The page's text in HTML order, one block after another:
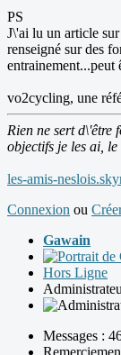
PS
J\'ai lu un article
renseigné sur des
entrainement...peut
vo2cycling, une
Rien ne sert d\'être
objectifs je les ai, le
les-amis-
Connexion ou
Gawain
Hors Ligne
Messages :